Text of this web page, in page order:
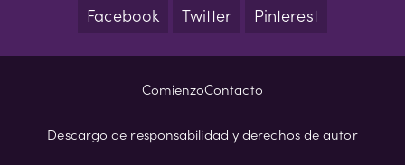
Facebook
Twitter Pinterest
ComienzoContacto
Descargo de responsabilidad y derechos de autor